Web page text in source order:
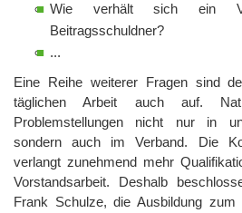
Wie verhält sich ein
Beitragsschuldner?
...
Eine Reihe weiterer Fragen sind
täglichen Arbeit auch auf.
Problemstellungen nicht nur in
sondern auch im Verband. Die
verlangt zunehmend mehr
Vorstandsarbeit. Deshalb
Frank Schulze, die Ausbildung zum